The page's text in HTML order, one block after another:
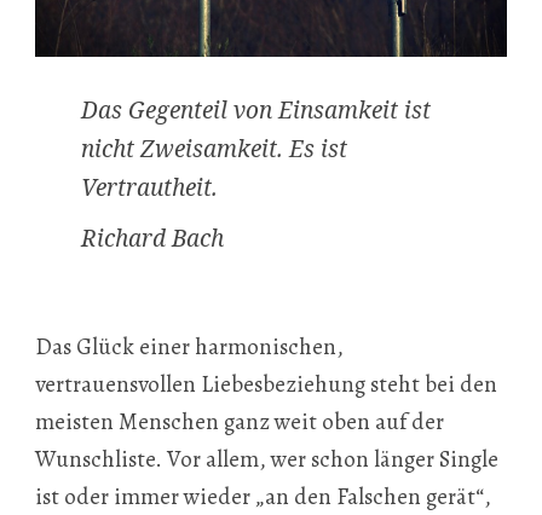
Das Gegenteil von Einsamkeit ist
nicht Zweisamkeit. Es ist
Vertrautheit.
Richard Bach
Das Glück einer harmonischen,
vertrauensvollen Liebesbeziehung steht bei den
meisten Menschen ganz weit oben auf der
Wunschliste. Vor allem, wer schon länger Single
ist oder immer wieder „an den Falschen gerät“,